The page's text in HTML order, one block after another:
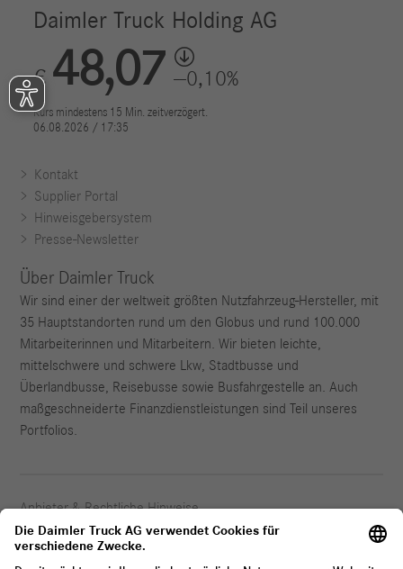
Kontakt
Supplier Portal
Hinweisgebersystem
Presse-Newsletter
Über Daimler Truck
Wir sind einer der weltweit größten Nutzfahrzeug-Hersteller, mit
35 Hauptstandorten rund um den Globus und rund 100.000
Mitarbeiterinnen und Mitarbeitern. Wir bieten leichte,
mittelschwere und schwere Lkw, Stadtbusse und
Überlandbusse, Reisebusse sowie Busfahrgestelle an. Auch
maßgeschneiderte Finanzdienstleistungen sind Teil unseres
Portfolios.
Anbieter & Rechtliche Hinweise
Datenschutz